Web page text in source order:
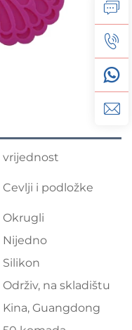
vrijednost
Cevlji i podložke
Okrugli
Nijedno
Silikon
Održiv, na skladištu
Kina, Guangdong